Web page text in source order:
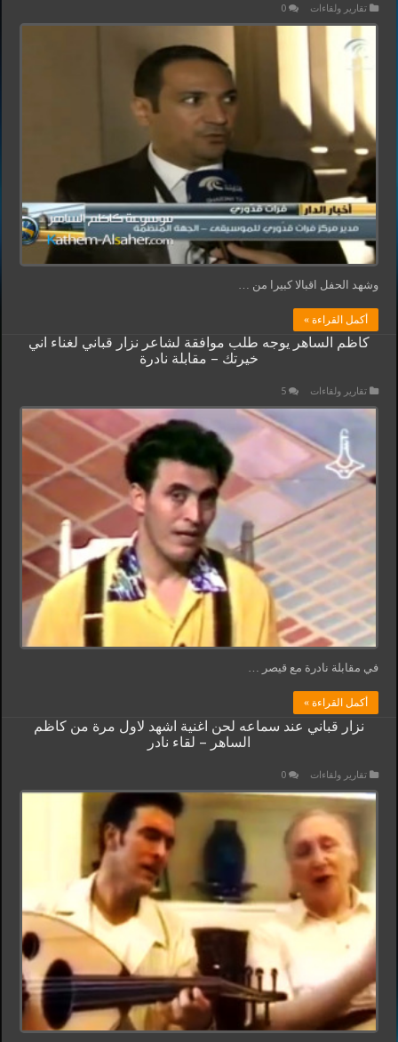
تقارير ولقاءات 0
وشهد الحفل اقبالا كبيرا من …
أكمل القراءة »
كاظم الساهر يوجه طلب موافقة لشاعر نزار قباني لغناء اني
خيرتك – مقابلة نادرة
تقارير ولقاءات 5
في مقابلة نادرة مع قيصر …
أكمل القراءة »
نزار قباني عند سماعه لحن اغنية اشهد لاول مرة من كاظم
الساهر – لقاء نادر
تقارير ولقاءات 0